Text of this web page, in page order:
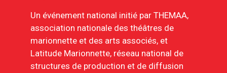
Un événement national initié par THEMAA,
association nationale des théâtres de
marionnette et des arts associés, et
Latitude Marionnette, réseau national de
structures de production et de diffusion